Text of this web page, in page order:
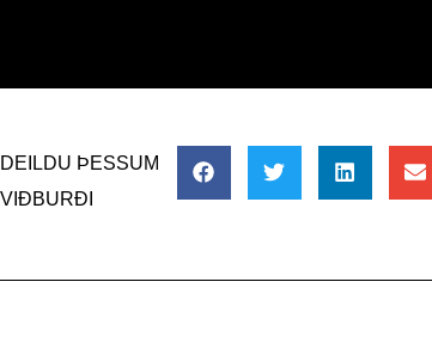
DEILDU ÞESSUM
VIÐBURÐI